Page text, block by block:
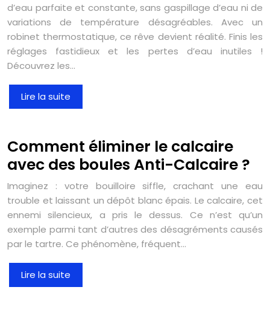
d’eau parfaite et constante, sans gaspillage d’eau ni de
variations de température désagréables. Avec un
robinet thermostatique, ce rêve devient réalité. Finis les
réglages fastidieux et les pertes d’eau inutiles !
Découvrez les…
Lire la suite
Comment éliminer le calcaire
avec des boules Anti-Calcaire ?
Imaginez : votre bouilloire siffle, crachant une eau
trouble et laissant un dépôt blanc épais. Le calcaire, cet
ennemi silencieux, a pris le dessus. Ce n’est qu’un
exemple parmi tant d’autres des désagréments causés
par le tartre. Ce phénomène, fréquent…
Lire la suite